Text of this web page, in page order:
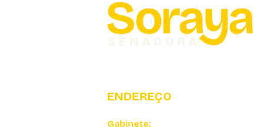
ENDEREÇO
Gabinete: